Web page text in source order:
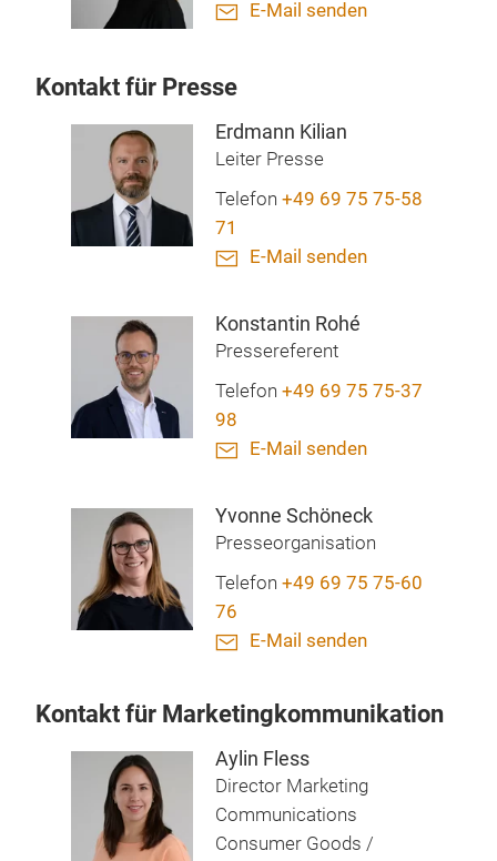
E-Mail senden
Kontakt für Presse
Erdmann Kilian
Leiter Presse
Telefon +49 69 75 75-58
71
E-Mail senden
Konstantin Rohé
Pressereferent
Telefon +49 69 75 75-37
98
E-Mail senden
Yvonne Schöneck
Presseorganisation
Telefon +49 69 75 75-60
76
E-Mail senden
Kontakt für Marketingkommunikation
Aylin Fless
Director Marketing
Communications
Consumer Goods /